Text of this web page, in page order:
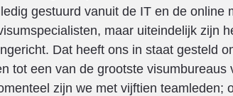
gestuurd vanuit de IT en de online
maar uiteindelijk zijn
Dat heeft ons in staat gesteld
tot een van de grootste visumbureaus
zijn we met vijftien teamleden;